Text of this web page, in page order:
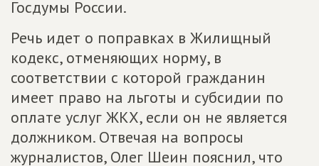
Госдумы России.
Речь идет о поправках в Жилищный
кодекс, отменяющих норму, в
соответствии с которой гражданин
имеет право на льготы и субсидии по
оплате услуг ЖКХ, если он не является
должником. Отвечая на вопросы
журналистов, Олег Шеин пояснил, что